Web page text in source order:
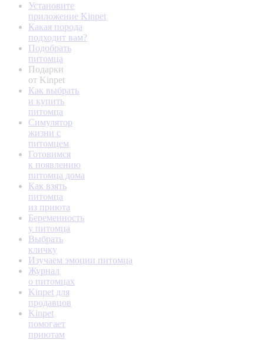
Установите
приложение Kinpet
Какая порода
подходит вам?
Подобрать
питомца
Подарки
от Kinpet
Как выбрать
и купить
питомца
Симулятор
жизни с
питомцем
Готовимся
к появлению
питомца дома
Как взять
питомца
из приюта
Беременность
у питомца
Выбрать
кличку
Изучаем эмоции питомца
Журнал
о питомцах
Kinpet для
продавцов
Kinpet
помогает
приютам